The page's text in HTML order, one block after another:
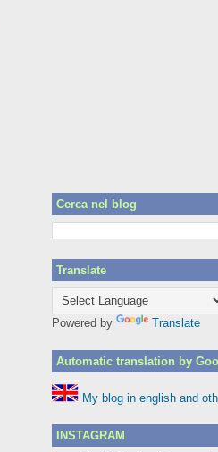
Cerca nel blog
Translate
Powered by Translate
Automatic translation by
My blog in english and
INSTAGRAM